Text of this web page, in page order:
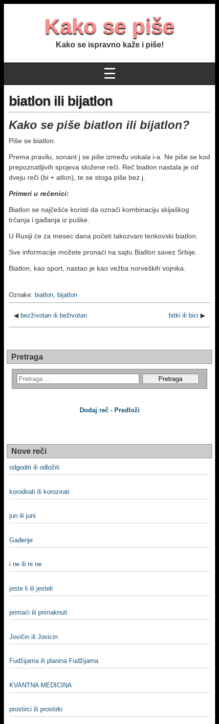
Kako se piše
Kako se ispravno kaže i piše!
☰
biatlon ili bijatlon
Kako se piše biatlon ili bijatlon?
Piše se biatlon.
Prema pravilu, sonant j se piše između vokala i-a. Ne piše se kod
prepoznatljivih spojeva složene reči. Reč biatlon nastala je od
dveju reči (bi + atlon), te se stoga piše bez j.
Primeri u rečenici:
Biatlon se najčešće koristi da označi kombinaciju skijaškog
trčanja i gađanja iz puške.
U Rusiji će za mesec dana početi takozvani tenkovski biatlon.
Sve informacije možete pronaći na sajtu Biatlon savez Srbije.
Biatlon, kao sport, nastao je kao vežba norveških vojnika.
Oznake: biatlon, bijatlon
◀ bezživotan ili beživotan bitki ili bici ▶
Pretraga
Dodaj reč - Predloži
Nove reči
odgoditi ili odložiti
korodirati ili korozirati
jun ili juni
Gađenje
i ne ili ni ne
jeste li ili jesteli
primaći ili primaknuti
Jovičin ili Jovicin
Fudžijama ili planina Fudžijama
KVANTNA MEDICINA
prostirci ili prostirki